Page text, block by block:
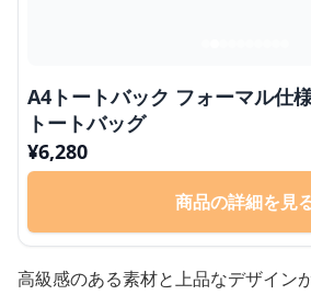
A4トートバック フォーマル仕
トートバッグ
¥6,280
商品の詳細を見
高級感のある素材と上品なデザイン